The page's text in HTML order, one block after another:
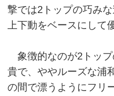
撃では2トップの巧み
上下動をベースにして
象徴的なのが2トッ
貴で、ややルーズな浦
の間で漂うようにフリ